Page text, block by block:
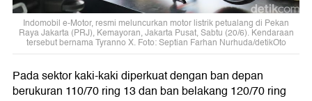
Indomobil e-Motor, resmi meluncurkan motor listrik petualang di Pekan
Raya Jakarta (PRJ), Kemayoran, Jakarta Pusat, Sabtu (20/6). Kendaraan
tersebut bernama Tyranno X. Foto: Septian Farhan Nurhuda/detikOto
Pada sektor kaki-kaki diperkuat dengan ban depan
berukuran 110/70 ring 13 dan ban belakang 120/70 ring